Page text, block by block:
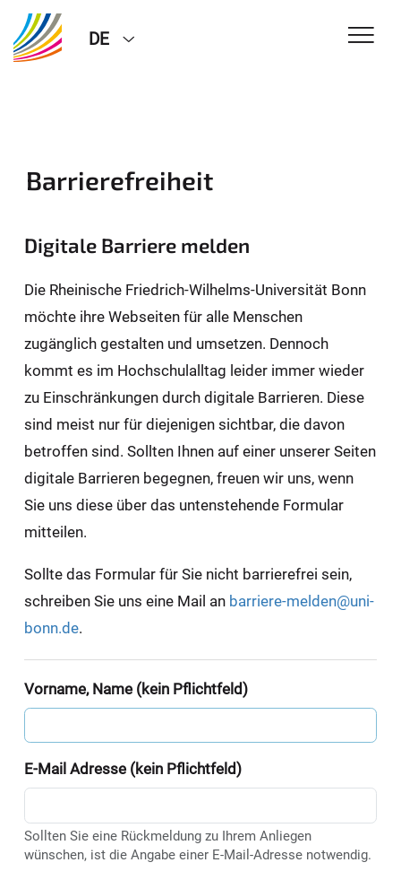
DE
Barrierefreiheit
Digitale Barriere melden
Die Rheinische Friedrich-Wilhelms-Universität Bonn
möchte ihre Webseiten für alle Menschen
zugänglich gestalten und umsetzen. Dennoch
kommt es im Hochschulalltag leider immer wieder
zu Einschränkungen durch digitale Barrieren. Diese
sind meist nur für diejenigen sichtbar, die davon
betroffen sind. Sollten Ihnen auf einer unserer Seiten
digitale Barrieren begegnen, freuen wir uns, wenn
Sie uns diese über das untenstehende Formular
mitteilen.
Sollte das Formular für Sie nicht barrierefrei sein,
schreiben Sie uns eine Mail an barriere-melden@uni-
bonn.de.
Vorname, Name (kein Pflichtfeld)
E-Mail Adresse (kein Pflichtfeld)
Sollten Sie eine Rückmeldung zu Ihrem Anliegen
wünschen, ist die Angabe einer E-Mail-Adresse notwendig.